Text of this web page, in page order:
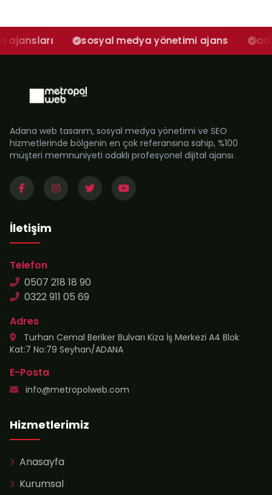
sosyal medya yönetimi ajans adana
Adana web tasarım, sosyal medya yönetimi ve SEO
hizmetlerinde bölgenin en çok referansına sahip, %100
müşteri memnuniyeti odaklı profesyonel dijital ajansı.
İletişim
Telefon
0507 218 18 90
0322 911 05 69
Adres
Turhan Cemal Beriker Bulvarı Kiza İş Merkezi A4 Blok
Kat:7 No:79 Seyhan/ADANA
E-Posta
info@metropolweb.com
Hizmetlerimiz
Anasayfa
Kurumsal